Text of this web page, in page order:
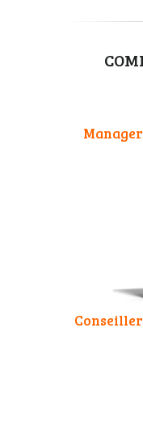
Conseiller